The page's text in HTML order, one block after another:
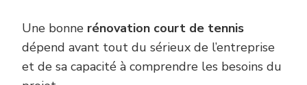
Une bonne rénovation court de tennis
dépend avant tout du sérieux de l’entreprise
et de sa capacité à comprendre les besoins du